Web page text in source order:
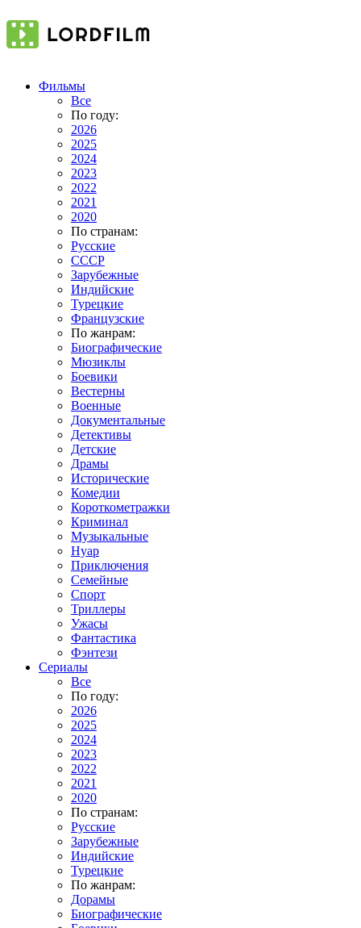
Фильмы
Все
По году:
2026
2025
2024
2023
2022
2021
2020
По странам:
Русские
СССР
Зарубежные
Индийские
Турецкие
Французские
По жанрам:
Биографические
Мюзиклы
Боевики
Вестерны
Военные
Документальные
Детективы
Детские
Драмы
Исторические
Комедии
Короткометражки
Криминал
Музыкальные
Нуар
Приключения
Семейные
Спорт
Триллеры
Ужасы
Фантастика
Фэнтези
Сериалы
Все
По году:
2026
2025
2024
2023
2022
2021
2020
По странам:
Русские
Зарубежные
Индийские
Турецкие
По жанрам:
Дорамы
Биографические